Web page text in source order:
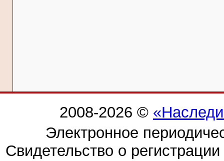
2008-2026 ©
Электронное
Свидетельство о